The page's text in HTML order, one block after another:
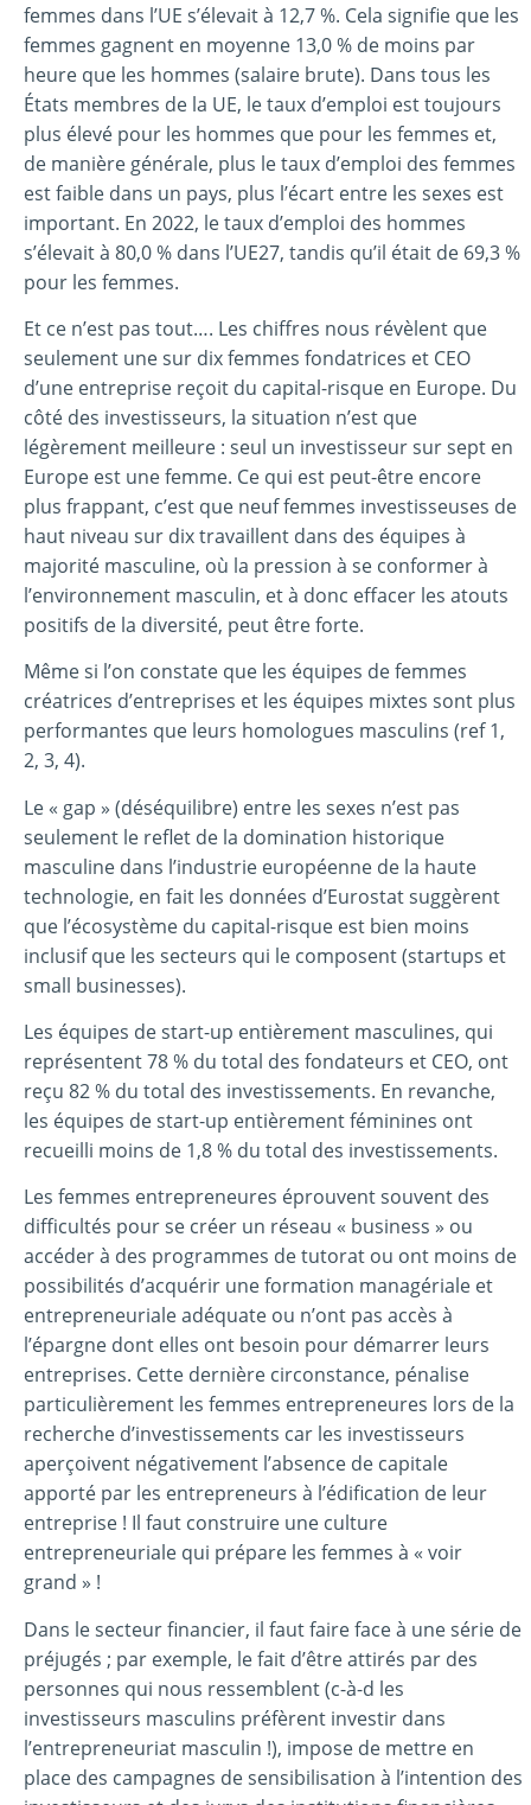
femmes dans l’UE s’élevait à 12,7 %. Cela signifie que les
femmes gagnent en moyenne 13,0 % de moins par
heure que les hommes (salaire brute). Dans tous les
États membres de la UE, le taux d’emploi est toujours
plus élevé pour les hommes que pour les femmes et,
de manière générale, plus le taux d’emploi des femmes
est faible dans un pays, plus l’écart entre les sexes est
important. En 2022, le taux d’emploi des hommes
s’élevait à 80,0 % dans l’UE27, tandis qu’il était de 69,3 %
pour les femmes.
Et ce n’est pas tout…. Les chiffres nous révèlent que
seulement une sur dix femmes fondatrices et CEO
d’une entreprise reçoit du capital-risque en Europe. Du
côté des investisseurs, la situation n’est que
légèrement meilleure : seul un investisseur sur sept en
Europe est une femme. Ce qui est peut-être encore
plus frappant, c’est que neuf femmes investisseuses de
haut niveau sur dix travaillent dans des équipes à
majorité masculine, où la pression à se conformer à
l’environnement masculin, et à donc effacer les atouts
positifs de la diversité, peut être forte.
Même si l’on constate que les équipes de femmes
créatrices d’entreprises et les équipes mixtes sont plus
performantes que leurs homologues masculins (ref 1,
2, 3, 4).
Le « gap » (déséquilibre) entre les sexes n’est pas
seulement le reflet de la domination historique
masculine dans l’industrie européenne de la haute
technologie, en fait les données d’Eurostat suggèrent
que l’écosystème du capital-risque est bien moins
inclusif que les secteurs qui le composent (startups et
small businesses).
Les équipes de start-up entièrement masculines, qui
représentent 78 % du total des fondateurs et CEO, ont
reçu 82 % du total des investissements. En revanche,
les équipes de start-up entièrement féminines ont
recueilli moins de 1,8 % du total des investissements.
Les femmes entrepreneures éprouvent souvent des
difficultés pour se créer un réseau « business » ou
accéder à des programmes de tutorat ou ont moins de
possibilités d’acquérir une formation managériale et
entrepreneuriale adéquate ou n’ont pas accès à
l’épargne dont elles ont besoin pour démarrer leurs
entreprises. Cette dernière circonstance, pénalise
particulièrement les femmes entrepreneures lors de la
recherche d’investissements car les investisseurs
aperçoivent négativement l’absence de capitale
apporté par les entrepreneurs à l’édification de leur
entreprise ! Il faut construire une culture
entrepreneuriale qui prépare les femmes à « voir
grand » !
Dans le secteur financier, il faut faire face à une série de
préjugés ; par exemple, le fait d’être attirés par des
personnes qui nous ressemblent (c-à-d les
investisseurs masculins préfèrent investir dans
l’entrepreneuriat masculin !), impose de mettre en
place des campagnes de sensibilisation à l’intention des